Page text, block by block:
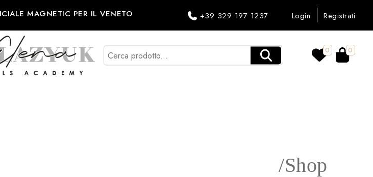
MAGNETIC PER IL VENETO +39 329 197 1237 Login Registrati
0 0
/Shop